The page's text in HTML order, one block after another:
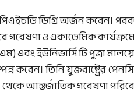
ডিগ্রি অর্জন করেন।
গবেষণা ও একাডেমিক
এবং ইউনিভার্সিটি পুত্রা
করেন। তিনি যুক্তরাষ্ট্রের
থেকে আন্তর্জাতিক গবেষণা